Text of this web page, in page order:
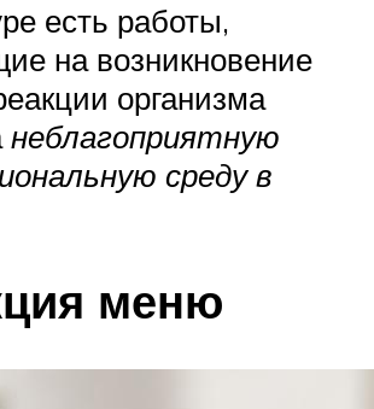
есть работы,
на возникновение
организма
неблагоприятную
среду в
меню